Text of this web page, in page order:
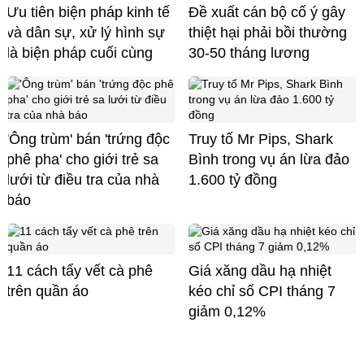
Ưu tiên biện pháp kinh tế
và dân sự, xử lý hình sự
là biện pháp cuối cùng
Đề xuất cán bộ cố ý gây
thiệt hại phải bồi thường
30-50 tháng lương
'Ông trùm' bán 'trứng độc
phê pha' cho giới trẻ sa
lưới từ điều tra của nhà
báo
Truy tố Mr Pips, Shark
Bình trong vụ án lừa đảo
1.600 tỷ đồng
11 cách tẩy vết cà phê
trên quần áo
Giá xăng dầu hạ nhiệt
kéo chỉ số CPI tháng 7
giảm 0,12%